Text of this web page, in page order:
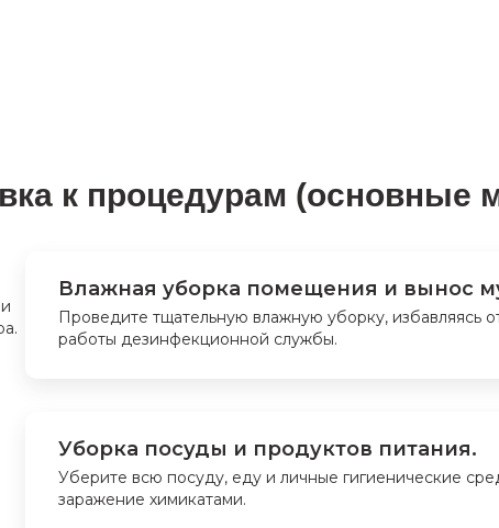
к процедурам (основные
Влажная уборка помещения и вынос
Проведите тщательную влажную уборку, избавляясь
работы дезинфекционной службы.
Уборка посуды и продуктов питания.
Уберите всю посуду, еду и личные гигиенические
заражение химикатами.